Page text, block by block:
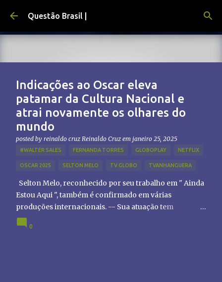
Pular para o conteúdo principal
Questão Brasil |
Indicações ao Oscar eleva
patamar da Cultura Nacional e
atrai novamente os olhares do
mundo
posted by reinaldo cruz Reinaldo Cruz em janeiro 25, 2025
#WALTER SALES FERNANDA TORRES GLOBOPLAY NETFLIX
OSCAR 2025 SELTON MELO TV GLOBO TVANHANGUERA
Selton Melo, reconhecido por seu trabalho em " Ainda
Estou Aqui ", também é confirmado em várias
produções internacionais. -- Sua atuação tem
chamado atenção de diretores e produtores fora do
Brasil, abrindo portas para novas oportunidades no
0